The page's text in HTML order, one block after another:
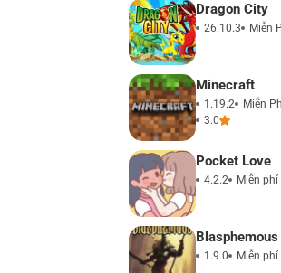
Dragon City
26.10.3 Miễn
Minecraft
1.19.2
Miễn
3.0
Pocket Love
4.2.2 Miễn phí
Blasphemous
1.9.0 Miễn phí